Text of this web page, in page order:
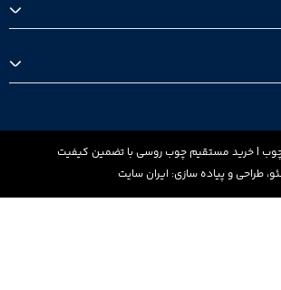
-خیابان حکیم‌ نظامی- ساختمان مهر- طبقه پنجم-
طراحی و پیاده سازی: ایران سایت